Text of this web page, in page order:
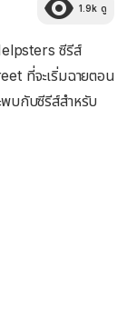
1.9k ดู
ซีรีส์
ที่จะเริ่มฉายตอน
บกับซีรีส์สำหรับ